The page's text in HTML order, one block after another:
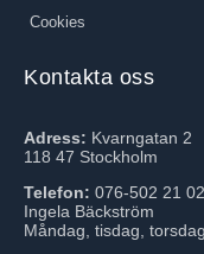
Cookies
Kontakta oss
Adress: Kvarngatan 2
118 47 Stockholm
Telefon: 076-502 21
Ingela Bäckström
Måndag, tisdag, torsdag